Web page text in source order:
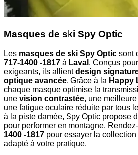
Masques de ski Spy Optic
Les masques de ski Spy Optic sont
717-1400 -1817 à Laval . Conçus
exigeants, ils allientdesign
optique avancée. Grâce à la Happy
chaque masque optimise la
une vision contrastée, une
une fatigue oculaire réduite par tous
à la piste damée, Spy Optic propose
pour performer en montagne.
1400 -1817 pour essayer la
adapté à votre pratique.